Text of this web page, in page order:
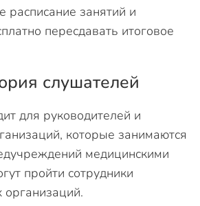
расписание занятий и
пересдавать итоговое
слушателей
для руководителей и
которые занимаются
медицинскими
пройти сотрудники